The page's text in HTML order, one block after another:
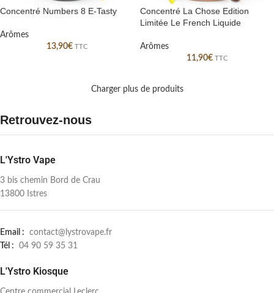
Concentré Numbers 8 E-Tasty
Arômes
13,90€ TTC
Concentré La Chose Edition
Limitée Le French Liquide
Arômes
11,90€ TTC
Charger plus de produits
Retrouvez-nous
L'Ystro Vape
3 bis chemin Bord de Crau
13800 Istres
Email : contact@lystrovape.fr
Tél : 04 90 59 35 31
L'Ystro Kiosque